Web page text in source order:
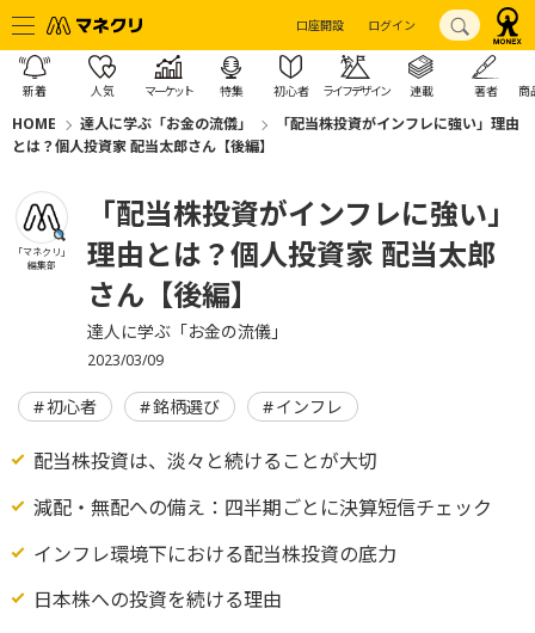
口座開設 ログイン
新着 人気 マーケット 特集 初心者 ライフデザイン 連載 著者 商
HOME 達人に学ぶ「お金の流儀」
「配当株投資がインフレに強い」理由
とは？個人投資家 配当太郎さん【後編】
「マネクリ」
編集部
「配当株投資がインフレに強い」
理由とは？個人投資家 配当太郎
さん【後編】
達人に学ぶ「お金の流儀」
2023/03/09
初心者 銘柄選び インフレ
配当株投資は、淡々と続けることが大切
減配・無配への備え：四半期ごとに決算短信チェック
インフレ環境下における配当株投資の底力
日本株への投資を続ける理由